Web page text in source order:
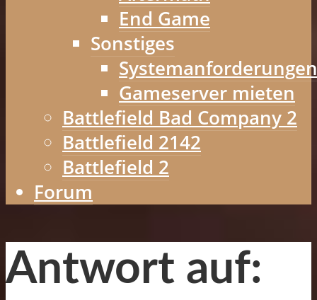
End Game
Sonstiges
Systemanforderungen
Gameserver mieten
Battlefield Bad Company 2
Battlefield 2142
Battlefield 2
Forum
Antwort auf: